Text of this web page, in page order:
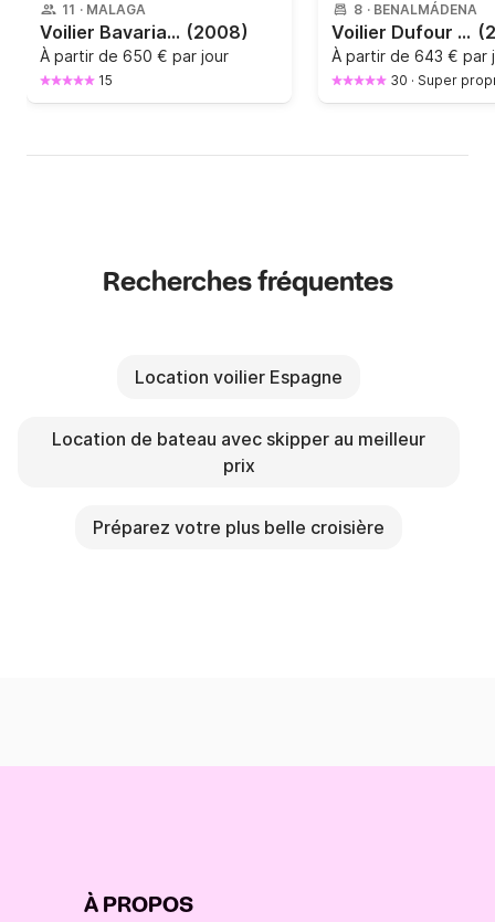
11 · MALAGA
Voilier Bavaria 46 Cruiser 14m (2008)
À partir de 650 € par jour
15
8 · BENALMÁDENA
Voilier Dufour Yachts 455 Gran Large 14m
À partir de 643 € par
30 · Super
Recherches fréquentes
Location voilier Espagne
Location de bateau avec skipper au meilleur
prix
Préparez votre plus belle croisière
À PROPOS